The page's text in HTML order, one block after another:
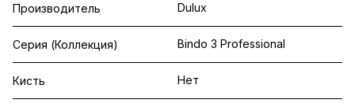
Производитель Dulux
Серия (Коллекция) Bindo 3 Professional
Кисть Нет